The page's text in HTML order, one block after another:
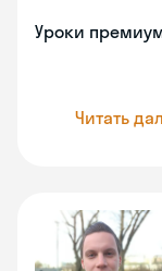
Уроки
Читать